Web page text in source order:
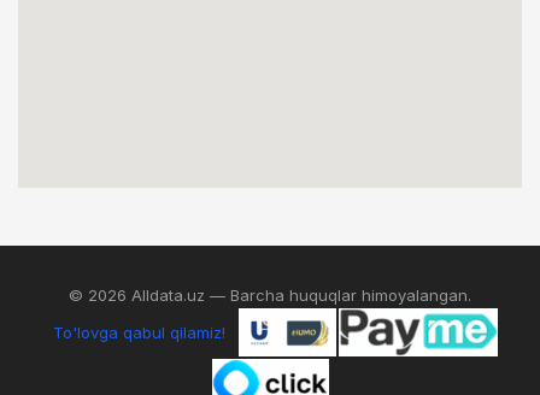
© 2026 Alldata.uz — Barcha huquqlar himoyalangan.
To'lovga qabul qilamiz!